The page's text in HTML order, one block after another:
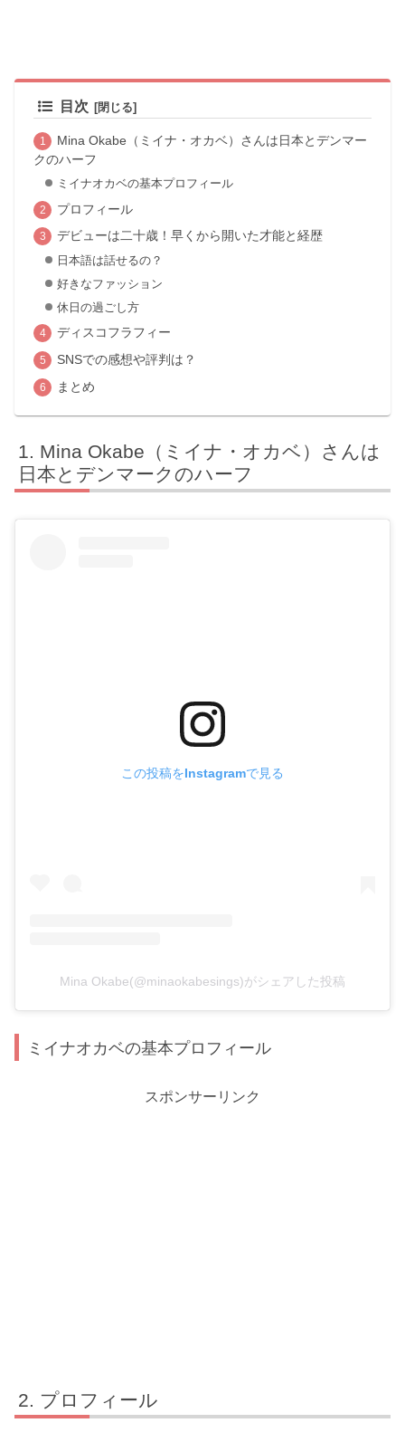
目次
Mina Okabe（ミイナ・オカベ）さんは日本とデンマー
クのハーフ
ミイナオカベの基本プロフィール
プロフィール
デビューは二十歳！早くから開いた才能と経歴
日本語は話せるの？
好きなファッション
休日の過ごし方
ディスコフラフィー
SNSでの感想や評判は？
まとめ
Mina Okabe（ミイナ・オカベ）さんは
日本とデンマークのハーフ
この投稿をInstagramで見る
Mina Okabe(@minaokabesings)がシェアした投稿
ミイナオカベの基本プロフィール
スポンサーリンク
プロフィール